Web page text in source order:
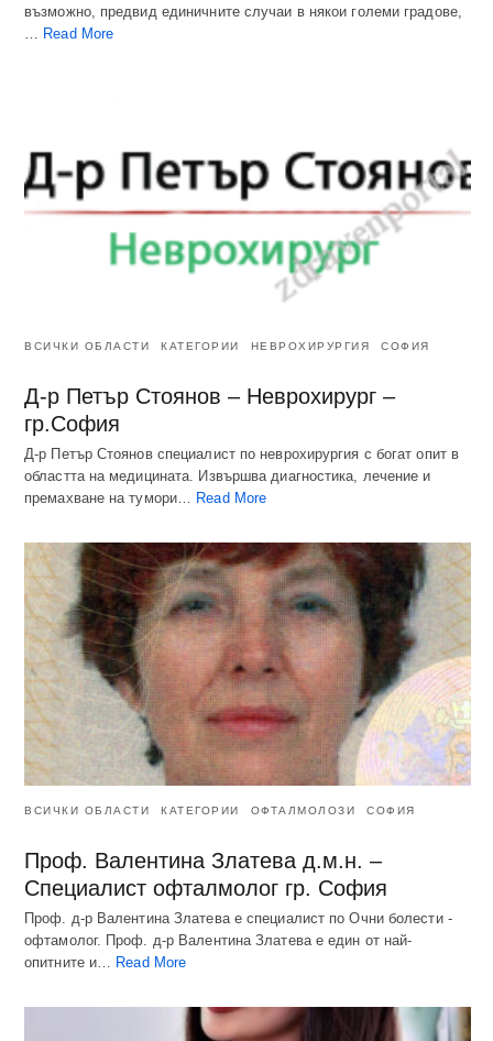
възможно, предвид единичните случаи в някои големи градове,
… Read More
ВСИЧКИ ОБЛАСТИ КАТЕГОРИИ НЕВРОХИРУРГИЯ СОФИЯ
Д-р Петър Стоянов – Неврохирург –
гр.София
Д-р Петър Стоянов специалист по неврохирургия с богат опит в
областта на медицината. Извършва диагностика, лечение и
премахване на тумори… Read More
ВСИЧКИ ОБЛАСТИ КАТЕГОРИИ ОФТАЛМОЛОЗИ СОФИЯ
Проф. Валентина Златева д.м.н. –
Специалист офталмолог гр. София
Проф. д-р Валентина Златева е специалист по Очни болести -
офтамолог. Проф. д-р Валентина Златева е един от най-
опитните и… Read More